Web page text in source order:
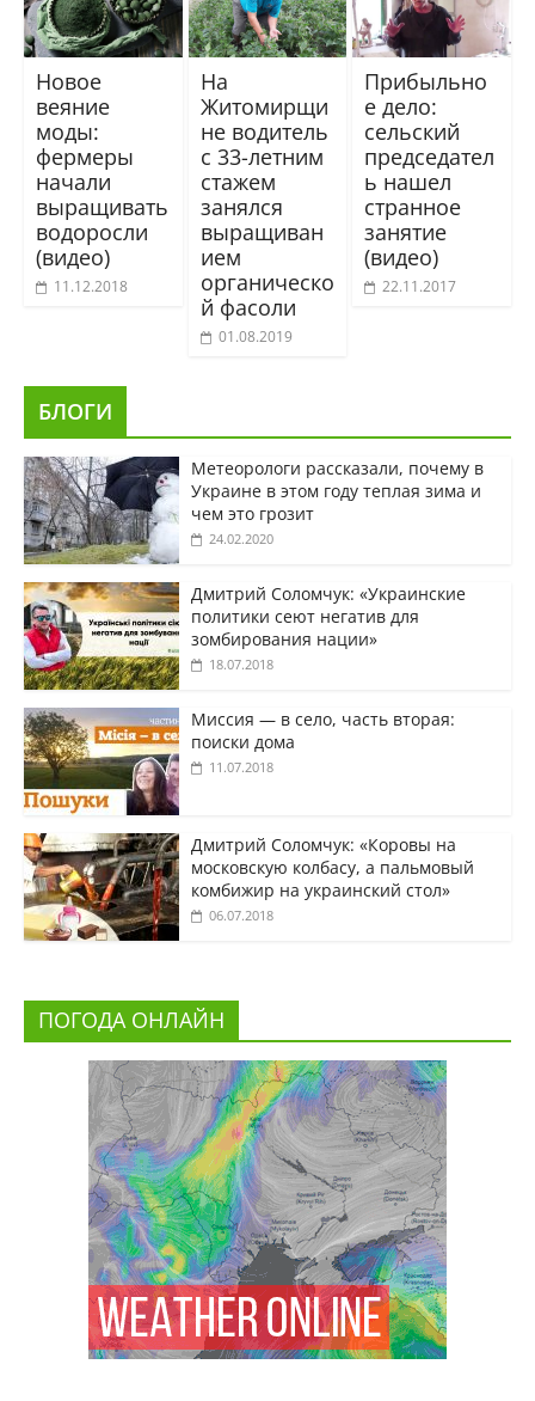
Новое
веяние
моды:
фермеры
начали
выращивать
водоросли
(видео)
11.12.2018
На
Житомирщи
не водитель
с 33-летним
стажем
занялся
выращиван
ием
органическо
й фасоли
01.08.2019
Прибыльно
е дело:
сельский
председател
ь нашел
странное
занятие
(видео)
22.11.2017
БЛОГИ
Метеорологи рассказали, почему в
Украине в этом году теплая зима и
чем это грозит
24.02.2020
Дмитрий Соломчук: «Украинские
политики сеют негатив для
зомбирования нации»
18.07.2018
Миссия — в село, часть вторая:
поиски дома
11.07.2018
Дмитрий Соломчук: «Коровы на
московскую колбасу, а пальмовый
комбижир на украинский стол»
06.07.2018
ПОГОДА ОНЛАЙН